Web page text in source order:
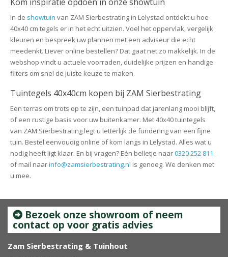
In de showtuin van ZAM Sierbestrating in Lelystad ontdekt u hoe
40x40 cm tegels er in het echt uitzien. Voel het oppervlak, vergelijk
kleuren en bespreek uw plannen met een adviseur die echt
meedenkt. Liever online bestellen? Dat gaat net zo makkelijk. In de
webshop vindt u actuele voorraden, duidelijke prijzen en handige
filters om snel de juiste keuze te maken.
Tuintegels 40x40cm kopen bij ZAM Sierbestrating
Een terras om trots op te zijn, een tuinpad dat jarenlang mooi blijft,
of een rustige basis voor uw buitenkamer. Met 40x40 tuintegels
van ZAM Sierbestrating legt u letterlijk de fundering van een fijne
tuin. Bestel eenvoudig online of kom langs in Lelystad. Alles wat u
nodig heeft ligt klaar. En bij vragen? Eén belletje naar0320 252 811
of mail naarinfo@zamsierbestrating.nl is genoeg. We denken met
u mee.
Bezoek onze showroom of neem
contact op voor gratis advies
Zam Sierbestrating & Tuinhout